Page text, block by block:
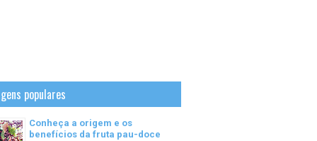
populares
Conheça a origem e os
benefícios da fruta pau-doce